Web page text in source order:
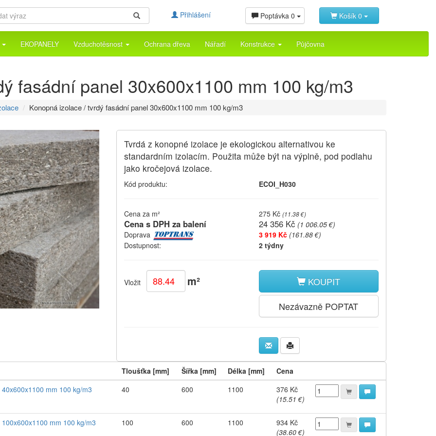
Přihlášení Poptávka 0 Košík 0
EKOPANELY Vzduchotěsnost Ochrana dřeva Nářadí Konstrukce Půjčovna
fasádní panel 30x600x1100 mm 100 kg/m3
Konopná izolace / tvrdý fasádní panel 30x600x1100 mm 100 kg/m3
Tvrdá z konopné izolace je ekologickou alternativou ke
standardním izolacím. Použita může být na výplně, pod podlahu
jako kročejová izolace.
Kód produktu: ECOI_H030
Cena za m² 275 Kč (11.38 €)
Cena s DPH za balení 24 356 Kč (1 006.05 €)
Doprava
3 919 Kč (161.88 €)
Dostupnost:
2 týdny
Vložit m²
KOUPIT
Nezávazně POPTAT
Tloušťka [mm] Šířka [mm] Délka [mm]
Cena
mm 100 kg/m3
40 600 1100
376 Kč
(15.51 €)
mm 100 kg/m3 100 600 1100
934 Kč
(38.60 €)